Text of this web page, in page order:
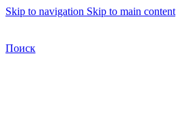
Skip to navigation Skip to main content
Поиск